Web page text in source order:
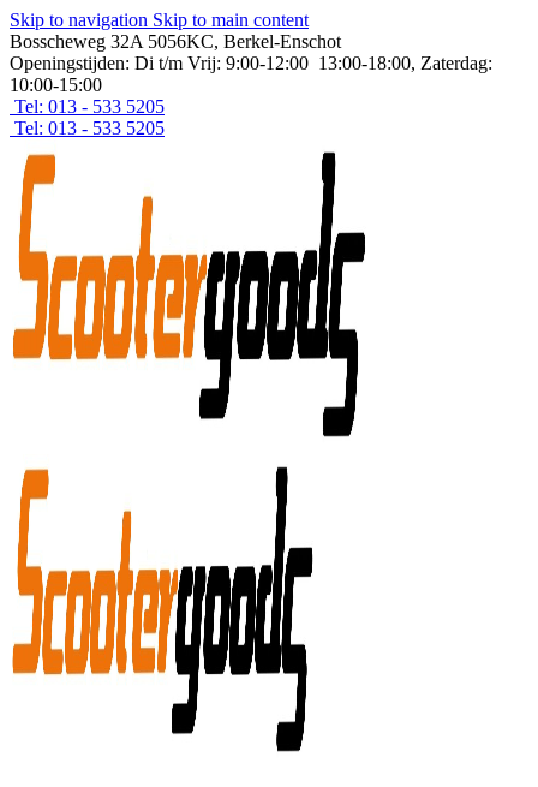
Skip to navigation Skip to main content
Bosscheweg 32A 5056KC, Berkel-Enschot
Openingstijden: Di t/m Vrij: 9:00-12:00 13:00-18:00, Zaterdag:
10:00-15:00
Tel: 013 - 533 5205
Tel: 013 - 533 5205